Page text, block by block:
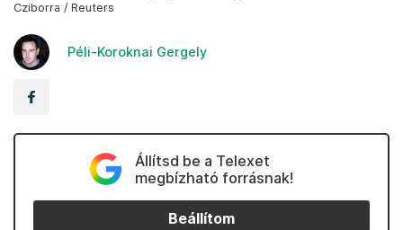
Cziborra / Reuters
Péli-Koroknai Gergely
Állítsd be a Telexet
megbízható forrásnak!
Beállítom